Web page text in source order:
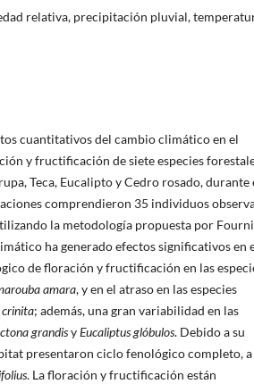
relativa, precipitación pluvial,
cuantitativos del cambio climático en el
y fructificación de siete especies
Teca, Eucalipto y Cedro rosado, durante
comprendieron 35 individuos
la metodología propuesta por
ha generado efectos significativos en
de floración y fructificación en las
amara, y en el atraso en las especies
crinita; además, una gran variabilidad en las
grandisyEucaliptus glóbulos. Debido a su
presentaron ciclo fenológico completo, a
. La floración y fructificación están